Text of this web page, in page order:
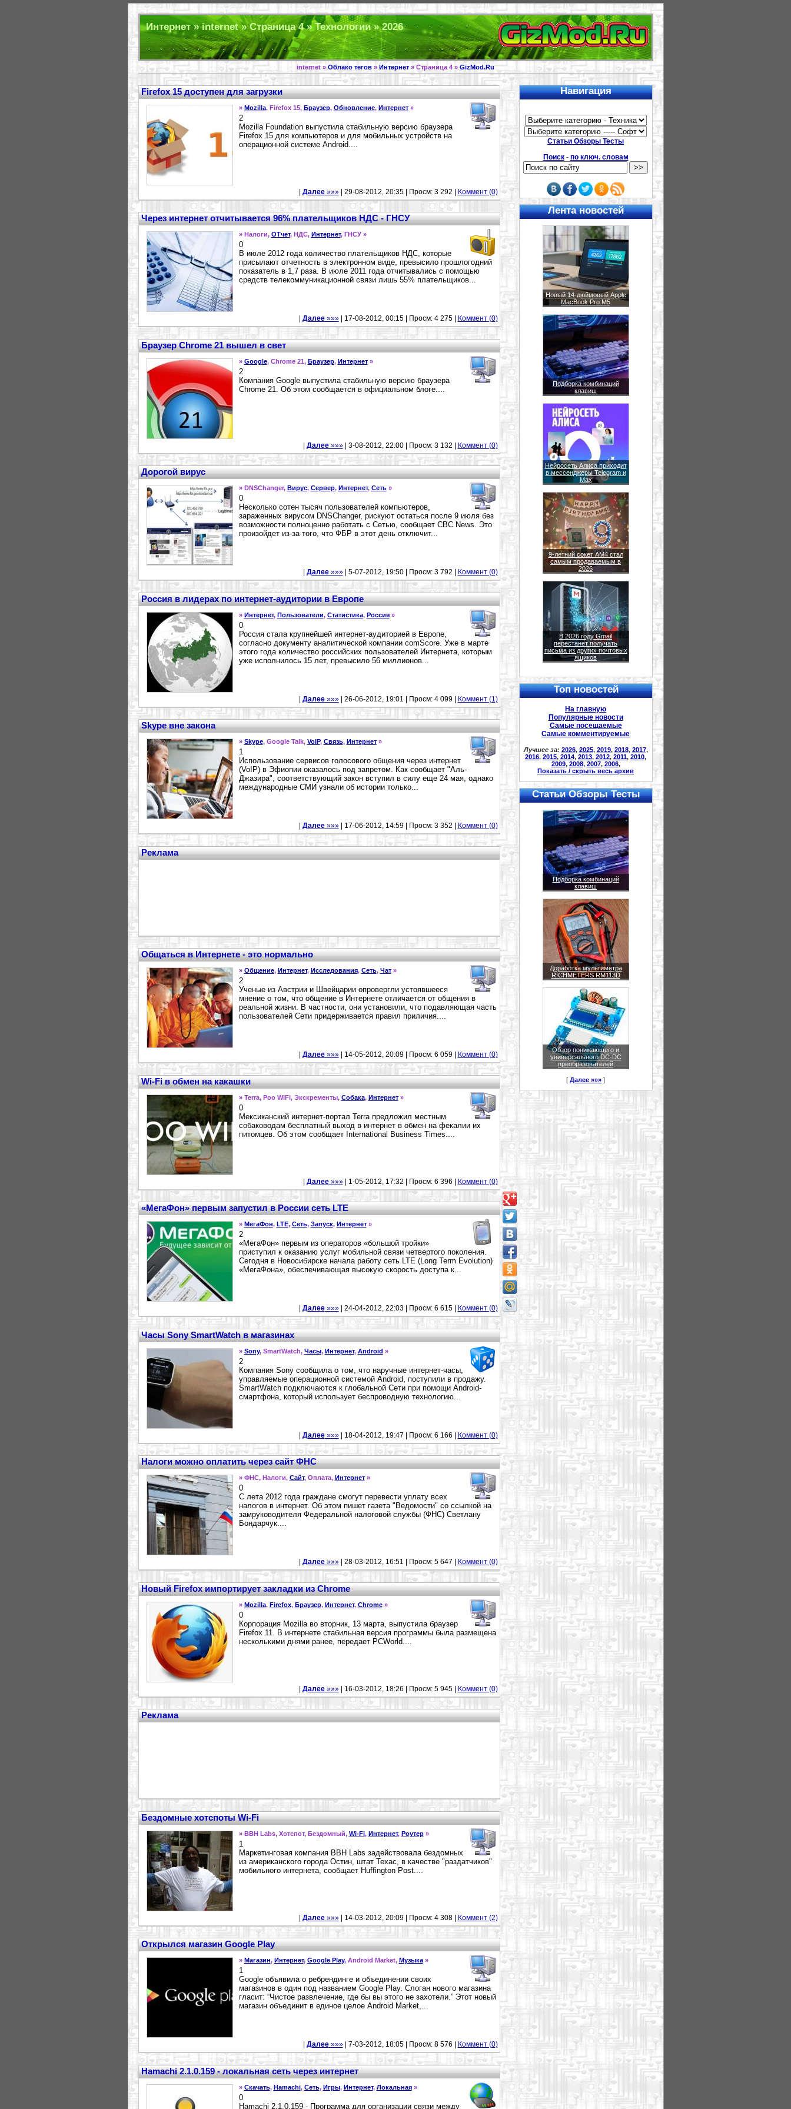
Интернет » internet » Страница 4 » Технологии » 2026
internet »Облако тегов » Интернет » Страница 4 »GizMod.Ru
Firefox 15 доступен для загрузки
» Mozilla, Firefox 15, Браузер, Обновление, Интернет»
2
Mozilla Foundation выпустила стабильную версию браузера
Firefox 15 для компьютеров и для мобильных устройств на
операционной системе Android....
Далее»»»| 29-08-2012, 20:35 | Просм: 3 292 | Коммент (0)
Через интернет отчитывается 96% плательщиков НДС - ГНСУ
» Налоги, ОТчет, НДС, Интернет, ГНСУ »
0
В июле 2012 года количество плательщиков НДС, которые
присылают отчетность в электронном виде, превысило прошлогодний
показатель в 1,7 раза. В июле 2011 года отчитывались с помощью
средств телекоммуникационной связи лишь 55% плательщиков...
Далее»»»| 17-08-2012, 00:15 | Просм: 4 275 | Коммент (0)
Браузер Chrome 21 вышел в свет
» Google, Chrome 21, Браузер, Интернет»
2
Компания Google выпустила стабильную версию браузера
Chrome 21. Об этом сообщается в официальном блоге....
Далее»»»| 3-08-2012, 22:00 | Просм: 3 132 | Коммент (0)
Дорогой вирус
» DNSChanger, Вирус, Сервер, Интернет, Сеть»
0
Несколько сотен тысяч пользователей компьютеров,
зараженных вирусом DNSChanger, рискуют остаться после 9 июля без
возможности полноценно работать с Сетью, сообщает CBC News. Это
произойдет из-за того, что ФБР в этот день отключит...
Далее»»»| 5-07-2012, 19:50 | Просм: 3 792 | Коммент (0)
Россия в лидерах по интернет-аудитории в Европе
» Интернет, Пользователи, Статистика, Россия»
0
Россия стала крупнейшей интернет-аудиторией в Европе,
согласно документу аналитической компании comScore. Уже в марте
этого года количество российских пользователей Интернета, которым
уже исполнилось 15 лет, превысило 56 миллионов...
Далее»»»| 26-06-2012, 19:01 | Просм: 4 099 | Коммент (1)
Skype вне закона
» Skype, Google Talk, VoIP, Связь, Интернет»
1
Использование сервисов голосового общения через интернет
(VoIP) в Эфиопии оказалось под запретом. Как сообщает "Аль-
Джазира", соответствующий закон вступил в силу еще 24 мая, однако
международные СМИ узнали об истории только...
Далее»»»| 17-06-2012, 14:59 | Просм: 3 352 | Коммент (0)
Реклама
Общаться в Интернете - это нормально
» Общение, Интернет, Исследования, Сеть, Чат»
2
Ученые из Австрии и Швейцарии опровергли устоявшееся
мнение о том, что общение в Интернете отличается от общения в
реальной жизни. В частности, они установили, что подавляющая часть
пользователей Сети придерживается правил приличия....
Далее»»»| 14-05-2012, 20:09 | Просм: 6 059 | Коммент (0)
Wi-Fi в обмен на какашки
» Terra, Poo WiFi, Экскременты, Собака, Интернет»
0
Мексиканский интернет-портал Terra предложил местным
собаководам бесплатный выход в интернет в обмен на фекалии их
питомцев. Об этом сообщает International Business Times....
Далее»»»| 1-05-2012, 17:32 | Просм: 6 396 | Коммент (0)
«МегаФон» первым запустил в России сеть LTE
» МегаФон, LTE, Сеть, Запуск, Интернет»
2
«МегаФон» первым из операторов «большой тройки»
приступил к оказанию услуг мобильной связи четвертого поколения.
Сегодня в Новосибирске начала работу сеть LTE (Long Term Evolution)
«МегаФона», обеспечивающая высокую скорость доступа к...
Далее»»»| 24-04-2012, 22:03 | Просм: 6 615 | Коммент (0)
Часы Sony SmartWatch в магазинах
» Sony, SmartWatch, Часы, Интернет, Android »
2
Компания Sony сообщила о том, что наручные интернет-часы,
управляемые операционной системой Android, поступили в продажу.
SmartWatch подключаются к глобальной Сети при помощи Android-
смартфона, который использует беспроводную технологию...
Далее»»»| 18-04-2012, 19:47 | Просм: 6 166 | Коммент (0)
Налоги можно оплатить через сайт ФНС
» ФНС, Налоги, Сайт, Оплата, Интернет»
0
С лета 2012 года граждане смогут перевести уплату всех
налогов в интернет. Об этом пишет газета "Ведомости" со ссылкой на
замруководителя Федеральной налоговой службы (ФНС) Светлану
Бондарчук....
Далее»»»| 28-03-2012, 16:51 | Просм: 5 647 | Коммент (0)
Новый Firefox импортирует закладки из Chrome
» Mozilla, Firefox, Браузер, Интернет, Chrome»
0
Корпорация Mozilla во вторник, 13 марта, выпустила браузер
Firefox 11. В интернете стабильная версия программы была размещена
несколькими днями ранее, передает PCWorld....
Далее»»»| 16-03-2012, 18:26 | Просм: 5 945 | Коммент (0)
Реклама
Бездомные хотспоты Wi-Fi
» BBH Labs, Хотспот, Бездомный, Wi-Fi, Интернет, Роутер»
1
Маркетинговая компания BBH Labs задействовала бездомных
из американского города Остин, штат Техас, в качестве "раздатчиков"
мобильного интернета, сообщает Huffington Post....
Далее»»»| 14-03-2012, 20:09 | Просм: 4 308 | Коммент (2)
Открылся магазин Google Play
» Магазин, Интернет, Google Play, Android Market, Музыка»
1
Google объявила о ребрендинге и объединении своих
магазинов в один под названием Google Play. Слоган нового магазина
гласит: “Чистое развлечение, где бы вы этого не захотели.” Этот новый
магазин объединит в единое целое Android Market,...
Далее»»»| 7-03-2012, 18:05 | Просм: 8 576 | Коммент (0)
Hamachi 2.1.0.159 - локальная сеть через интернет
» Скачать, Hamachi, Сеть, Игры, Интернет, Локальная»
0
Hamachi 2.1.0.159 - Программа для организации связи между
Навигация
Статьи Обзоры Тесты
Поиск- по ключ. словам
Лента новостей
Новый 14-дюймовый Apple
MacBook Pro M5
Подборка комбинаций
клавиш
Нейросеть Алиса приходит
в мессенджеры Telegram и
Max
9-летний сокет AM4 стал
самым продаваемым в
2026
В 2026 году Gmail
перестанет получать
письма из других почтовых
ящиков
Топ новостей
На главную
Популярные новости
Самые посещаемые
Самые комментируемые
Лучшее за: 2026, 2025, 2019, 2018, 2017,
2016, 2015, 2014, 2013, 2012, 2011, 2010,
2009, 2008, 2007, 2006,
Показать / скрыть весь архив
Статьи Обзоры Тесты
Подборка комбинаций
клавиш
Доработка мультиметра
RICHMETERS RM113D
Обзор понижающего и
универсального DC-DC
преобразователей
[ Далее »»» ]